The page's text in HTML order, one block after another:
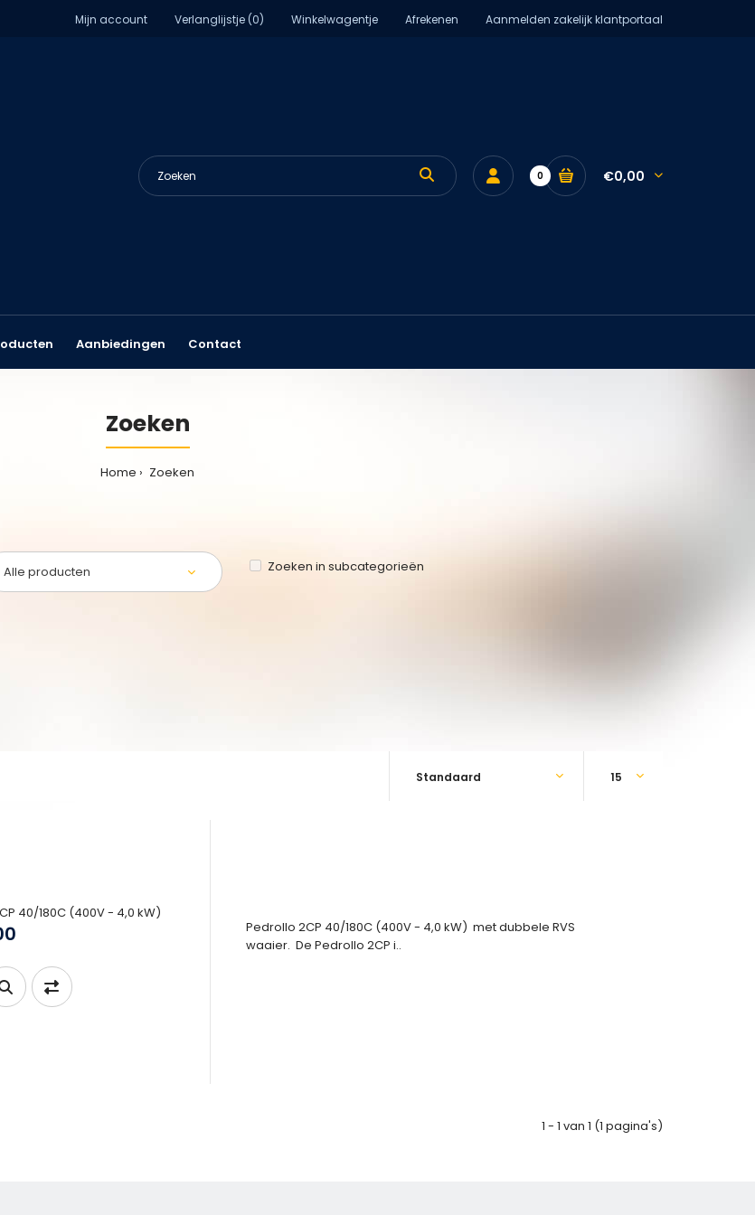
Mijn account Verlanglijstje (0) Winkelwagentje Afrekenen Aanmelden zakelijk klantportaal
0 €0,00
Aanbiedingen Contact
Zoeken
Home Zoeken
Zoeken in subcategorieën
40/180C (400V - 4,0 kW)
Pedrollo 2CP 40/180C (400V - 4,0 kW) met dubbele RVS
waaier. De Pedrollo 2CP i..
1 - 1 van 1 (1 pagina's)